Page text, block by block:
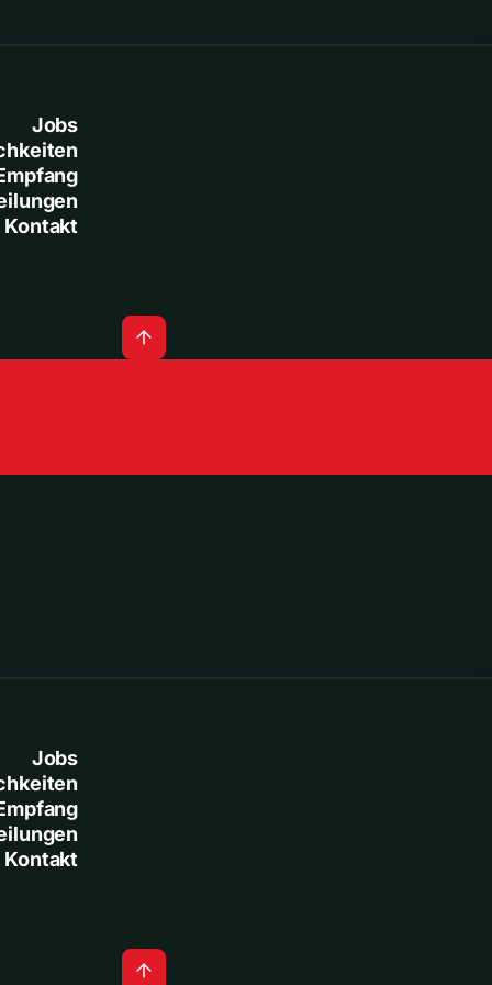
Jobs
Kontakt
Jobs
Kontakt